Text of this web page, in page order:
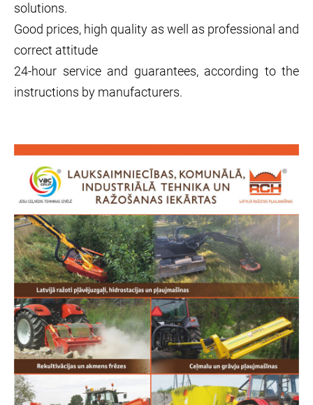
solutions.
Good prices, high quality as well as professional and
correct attitude
24-hour service and guarantees, according to the
instructions by manufacturers.